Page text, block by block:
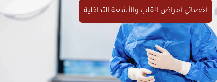
أخصائي أمراض القلب والأشعة التداخلية